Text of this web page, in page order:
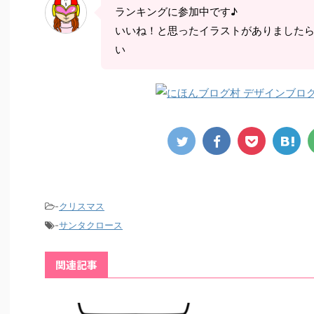
ランキングに参加中です♪
いいね！と思ったイラストがありました
い
-クリスマス
-サンタクロース
関連記事